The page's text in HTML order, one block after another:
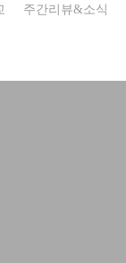
주간리뷰&소식